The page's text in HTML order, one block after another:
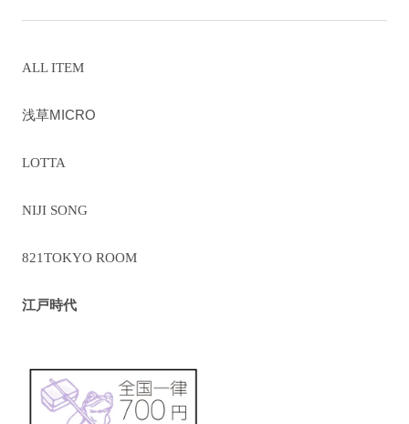
ALL ITEM
浅草MICRO
LOTTA
NIJI SONG
821TOKYO ROOM
江戸時代